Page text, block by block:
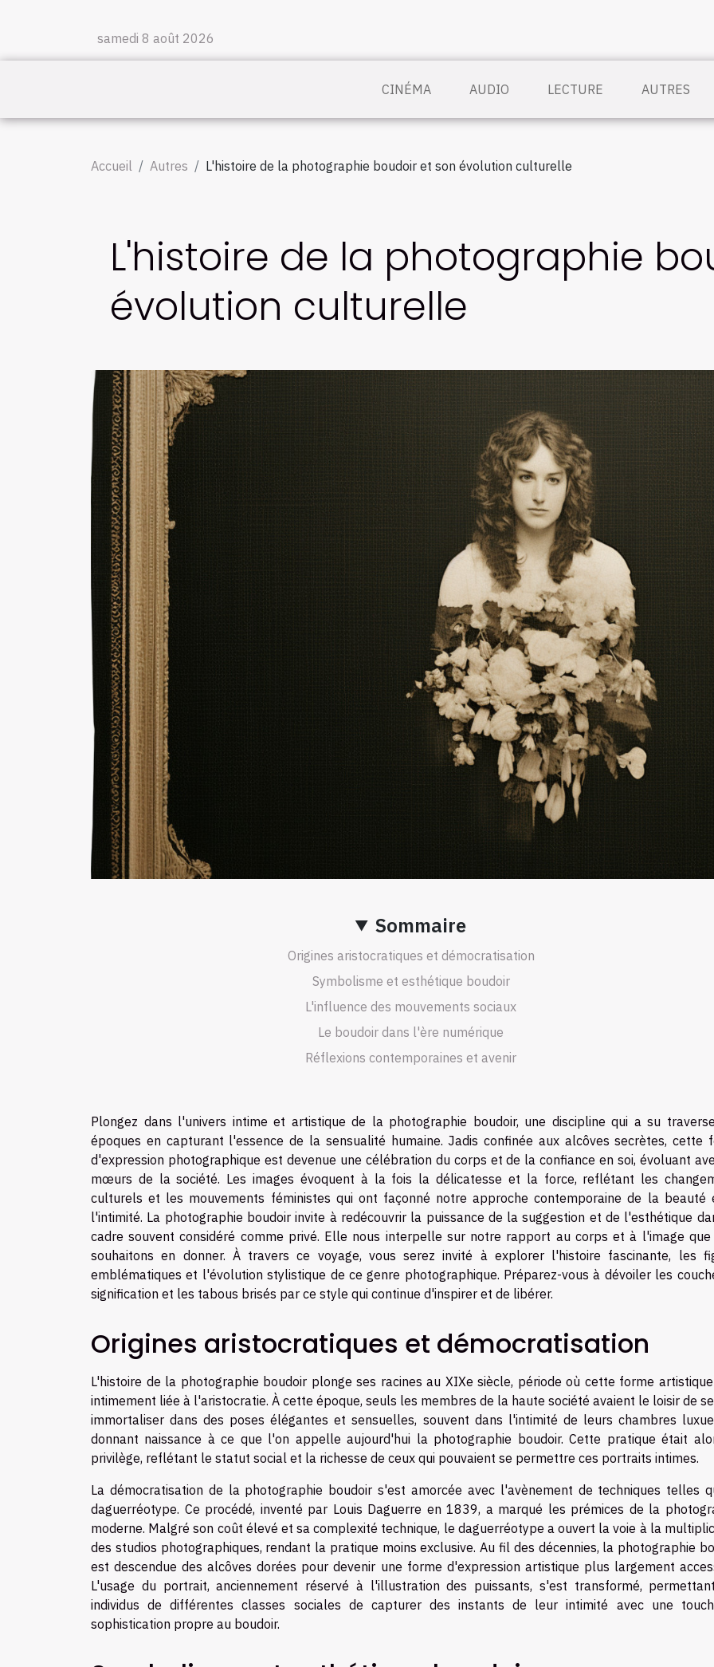
samedi 8 août 2026
CINÉMA AUDIO LECTURE AUTRES
Accueil Autres L'histoire de la photographie boudoir et son évolution culturelle
L'histoire de la photographie
évolution culturelle
Sommaire
Origines aristocratiques et démocratisation
Symbolisme et esthétique boudoir
L'influence des mouvements sociaux
Le boudoir dans l'ère numérique
Réflexions contemporaines et avenir
Plongez dans l'univers intime et artistique de la photographie boudoir, une discipline qui a su
époques en capturant l'essence de la sensualité humaine. Jadis confinée aux alcôves secrètes, cette
d'expression photographique est devenue une célébration du corps et de la confiance en soi, évoluant
mœurs de la société. Les images évoquent à la fois la délicatesse et la force, reflétant les
culturels et les mouvements féministes qui ont façonné notre approche contemporaine de la beauté
l'intimité. La photographie boudoir invite à redécouvrir la puissance de la suggestion et de l'esthétique
cadre souvent considéré comme privé. Elle nous interpelle sur notre rapport au corps et à l'image que
souhaitons en donner. À travers ce voyage, vous serez invité à explorer l'histoire fascinante, les
emblématiques et l'évolution stylistique de ce genre photographique. Préparez-vous à dévoiler les
signification et les tabous brisés par ce style qui continue d'inspirer et de libérer.
Origines aristocratiques et démocratisation
L'histoire de la photographie boudoir plonge ses racines au XIXe siècle, période où cette forme
intimement liée à l'aristocratie. À cette époque, seuls les membres de la haute société avaient le loisir de
immortaliser dans des poses élégantes et sensuelles, souvent dans l'intimité de leurs chambres
donnant naissance à ce que l'on appelle aujourd'hui la photographie boudoir. Cette pratique était
privilège, reflétant le statut social et la richesse de ceux qui pouvaient se permettre ces portraits intimes.
La démocratisation de la photographie boudoir s'est amorcée avec l'avènement de techniques telles
daguerréotype. Ce procédé, inventé par Louis Daguerre en 1839, a marqué les prémices de la
moderne. Malgré son coût élevé et sa complexité technique, le daguerréotype a ouvert la voie à la
des studios photographiques, rendant la pratique moins exclusive. Au fil des décennies, la photographie
est descendue des alcôves dorées pour devenir une forme d'expression artistique plus largement
L'usage du portrait, anciennement réservé à l'illustration des puissants, s'est transformé,
individus de différentes classes sociales de capturer des instants de leur intimité avec une
sophistication propre au boudoir.